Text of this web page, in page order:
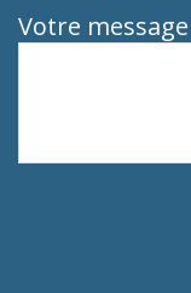
Votre message